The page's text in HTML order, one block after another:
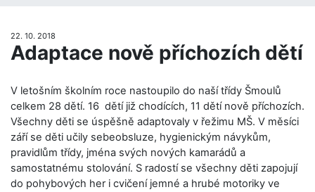
22. 10. 2018
Adaptace nově příchozích dětí
V letošním školním roce nastoupilo do naší třídy Šmoulů
celkem 28 dětí. 16 dětí již chodících, 11 dětí nově příchozích.
Všechny děti se úspěšně adaptovaly v řežimu MŠ. V měsíci
září se děti učily sebeobsluze, hygienickým návykům,
pravidlům třídy, jména svých nových kamarádů a
samostatnému stolování. S radostí se všechny děti zapojují
do pohybových her i cvičení jemné a hrubé motoriky ve